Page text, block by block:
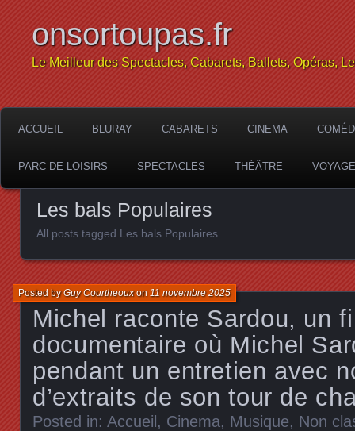
onsortoupas.fr
Le Meilleur des Spectacles, Cabarets, Ballets, Opéras,
ACCUEIL BLURAY CABARETS CINEMA
PARC DE LOISIRS SPECTACLES THÉÂTRE
Les bals Populaires
All posts tagged Les bals Populaires
Michel raconte Sardou, un
documentaire où Michel
pendant un entretien avec
d’extraits de son tour de
Posted byGuy Courtheouxon 11 novembre 2025
Posted in: Accueil, Cinema, Musique, Non